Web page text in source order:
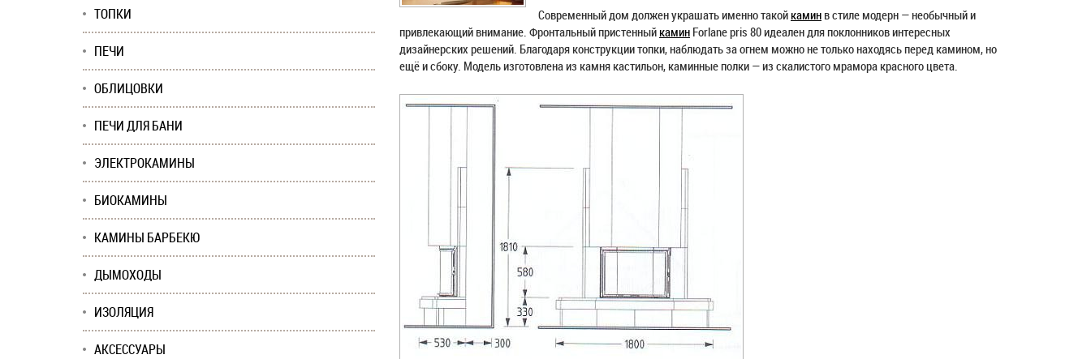
Современный дом должен украшать именно такой камин в стиле модерн — необычный и
привлекающий внимание. Фронтальный пристенный камин Forlane pris 80 идеален для поклонников интересных
дизайнерских решений. Благодаря конструкции топки, наблюдать за огнем можно не только находясь перед камином, но
ещё и сбоку. Модель изготовлена из камня кастильон, каминные полки — из скалистого мрамора красного цвета.
ТОПКИ
ПЕЧИ
ОБЛИЦОВКИ
ПЕЧИ ДЛЯ БАНИ
ЭЛЕКТРОКАМИНЫ
БИОКАМИНЫ
КАМИНЫ БАРБЕКЮ
ДЫМОХОДЫ
ИЗОЛЯЦИЯ
АКСЕССУАРЫ